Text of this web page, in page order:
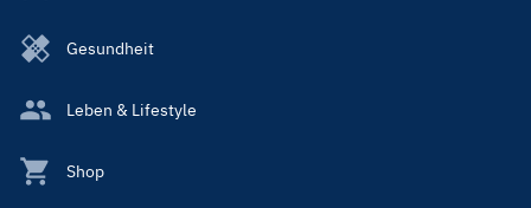
Gesundheit
Leben & Lifestyle
Shop